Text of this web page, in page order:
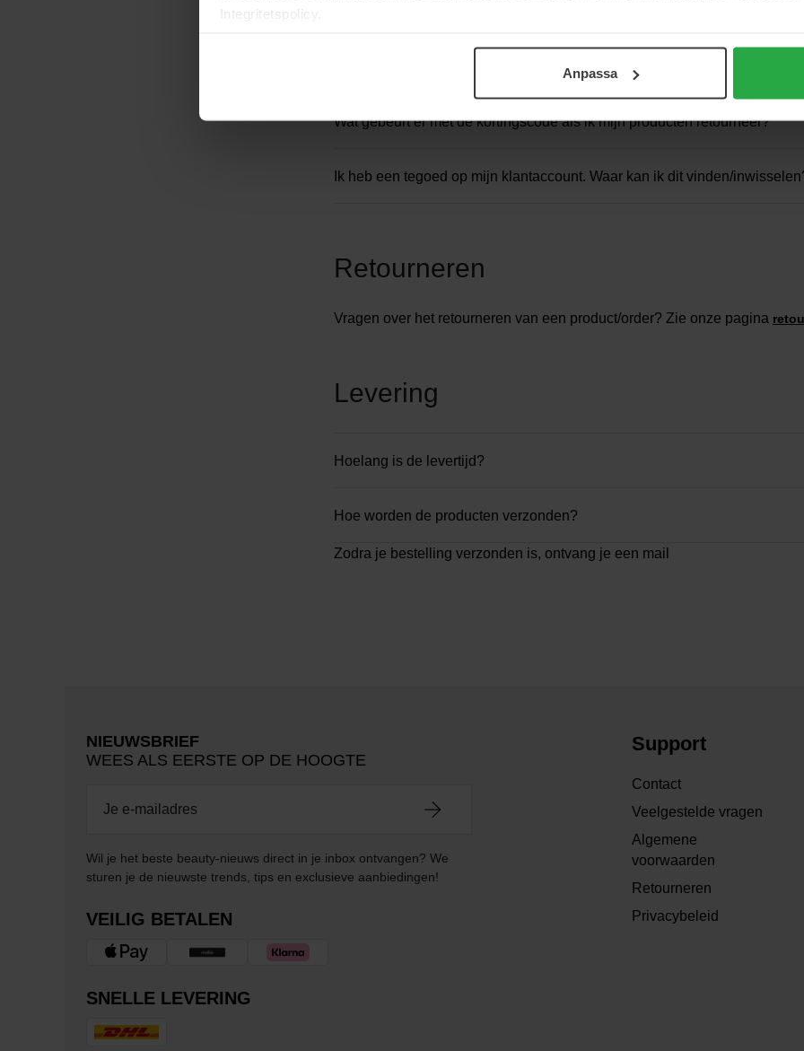
Integritetspolicy.
Anpassa
Waarom werkt mijn kortingscode niet?
Wat gebeurt er met de kortingscode als ik mijn producten retourneer?
Ik heb een tegoed op mijn klantaccount. Waar kan ik dit vinden/
Retourneren
Vragen over het retourneren van een product/order? Zie onze pagina
Levering
Hoelang is de levertijd?
Hoe worden de producten verzonden?
Zodra je bestelling verzonden is, ontvang je een mail
NIEUWSBRIEF
WEES ALS EERSTE OP DE HOOGTE
Wil je het beste beauty-nieuws direct in je inbox ontvangen? We
sturen je de nieuwste trends, tips en exclusieve aanbiedingen!
VEILIG BETALEN
SNELLE LEVERING
Support
Contact
Veelgestelde vragen
Algemene
voorwaarden
Retourneren
Privacybeleid